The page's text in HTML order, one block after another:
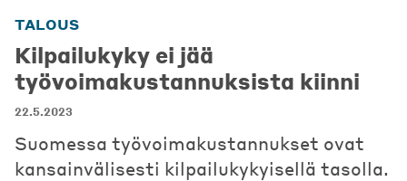
TALOUS
Kilpailukyky ei jää
työvoimakustannuksista kiinni
22.5.2023
Suomessa työvoimakustannukset ovat
kansainvälisesti kilpailukykyisellä tasolla.